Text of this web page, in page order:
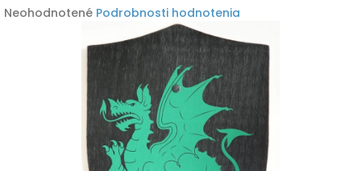
Priemerné
Neohodnotené Podrobnosti hodnotenia